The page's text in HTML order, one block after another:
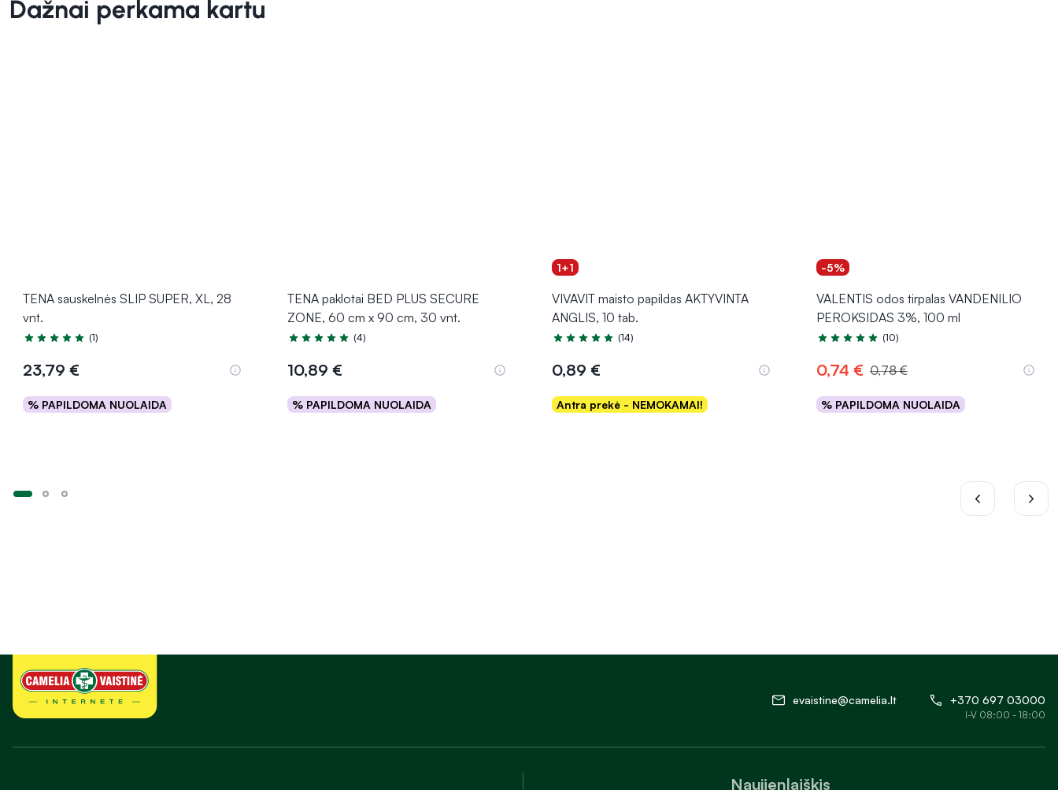
Dažnai perkama kartu
TENA sauskelnės SLIP SUPER, XL, 28
vnt.
Įvertinimas 5.0 iš 5
(1)
23,79 €
% PAPILDOMA NUOLAIDA
Į krepšelį
TENA paklotai BED PLUS SECURE
ZONE, 60 cm x 90 cm, 30 vnt.
Įvertinimas 5.0 iš 5
(4)
10,89 €
% PAPILDOMA NUOLAIDA
Į krepšelį
1+1
VIVAVIT maisto papildas AKTYVINTA
ANGLIS, 10 tab.
Įvertinimas 5.0 iš 5
(14)
0,89 €
Antra prekė - NEMOKAMAI!
Į krepšelį
-5%
VALENTIS odos tirpalas VANDENILIO
PEROKSIDAS 3%, 100 ml
Įvertinimas 4.7 iš 5
(10)
0,74 € 0,78 €
% PAPILDOMA NUOLAIDA
Į krepšelį
Naujienlaiškis
evaistine@camelia.lt +370 697 03000
I-V 08:00 - 18:00